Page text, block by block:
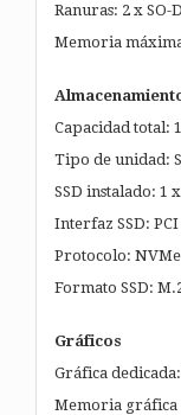
Ranuras: 2 x SO-
Memoria
Capacidad total:
Tipo de unidad:
SSD instalado: 1
Interfaz SSD:
Protocolo: NVMe
Formato SSD:
Gráficos
Gráfica
Memoria gráfica